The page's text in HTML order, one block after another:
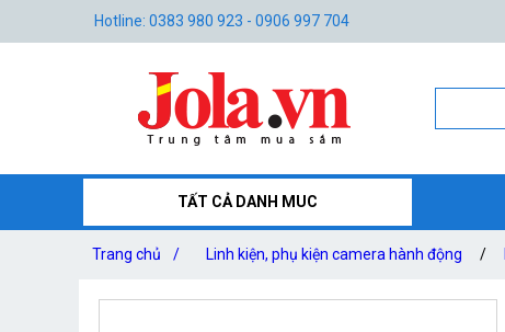
Hotline: 0383 980 923 - 0906 997 704
TẤT CẢ DANH MUC
Trang chủ / Linh kiện, phụ kiện camera hành động /